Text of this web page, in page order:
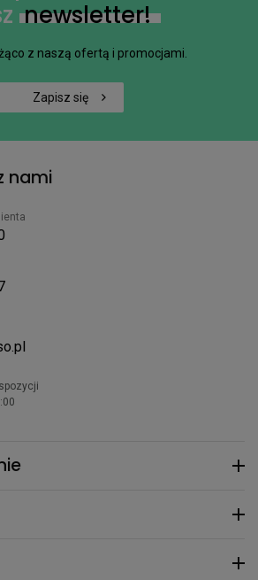
newsletter!
z naszą ofertą i promocjami.
Zapisz się
nami